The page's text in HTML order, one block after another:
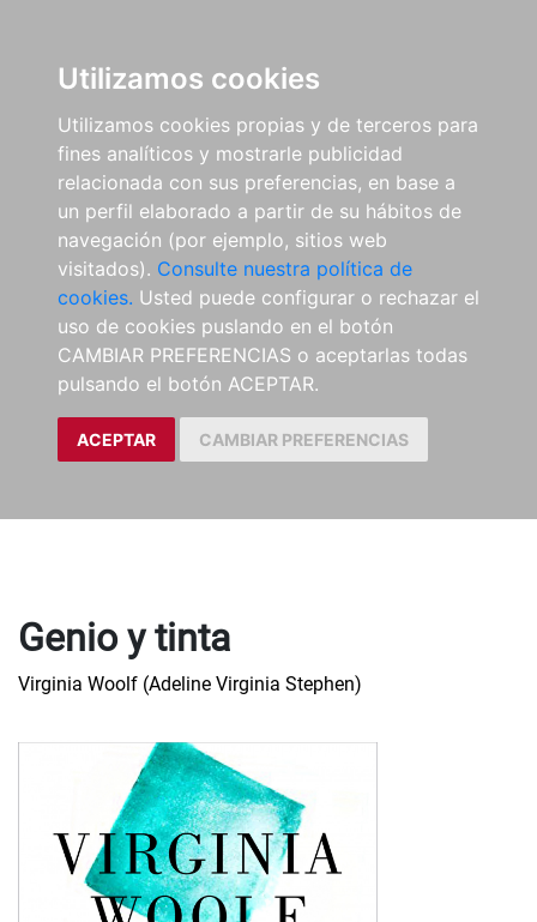
Utilizamos cookies
Utilizamos cookies propias y de terceros para
fines analíticos y mostrarle publicidad
relacionada con sus preferencias, en base a
un perfil elaborado a partir de su hábitos de
navegación (por ejemplo, sitios web
visitados). Consulte nuestra política de
cookies. Usted puede configurar o rechazar el
uso de cookies puslando en el botón
CAMBIAR PREFERENCIAS o aceptarlas todas
pulsando el botón ACEPTAR.
ACEPTAR CAMBIAR PREFERENCIAS
Genio y tinta
Virginia Woolf (Adeline Virginia Stephen)